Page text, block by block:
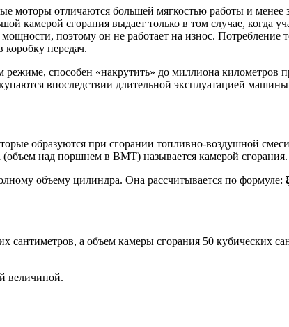
моторы отличаются большей мягкостью работы и менее
камерой сгорания выдает только в том случае, когда
поэтому он не работает на износ.
передач.
способен «накрутить» до миллиона километров
впоследствии длительной эксплуатацией
образуются при сгорании топливно-воздушной
над поршнем в ВМТ) называется камерой сгорания.
объему цилиндра. Она рассчитывается по формуле:
а объем камеры сгорания 50 кубических
величиной.